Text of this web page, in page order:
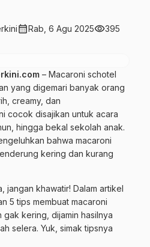
calendar_monthRab, 6 Agu 2025visibility395
– Macaroni schotel
yang digemari banyak orang
creamy, dan
cocok disajikan untuk acara
hingga bekal sekolah anak.
bahwa macaroni
kering dan kurang
jangan khawatir! Dalam artikel
5 tips membuat macaroni
kering, dijamin hasilnya
selera. Yuk, simak tipsnya